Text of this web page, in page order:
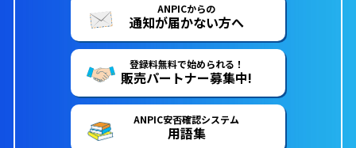
ANPICからの
通知が届かない方へ
登録料無料で始められる！
販売パートナー募集中!
ANPIC安否確認システム
用語集